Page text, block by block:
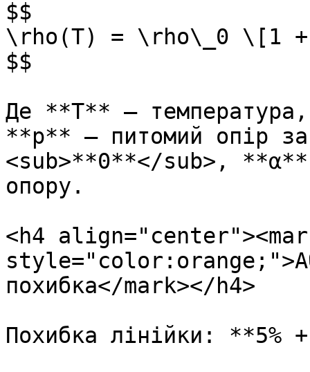
$$
\rho(T) = \rho\_0 \[1
$$
Де **Т** —
**p** — питомий опір
<sub>**0**</sub>, **α**
опору.
<h4
похибка</mark></h4>
Похибка лінійки: